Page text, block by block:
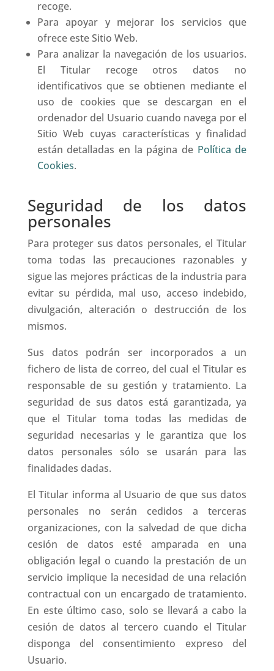
recoge.
Para apoyar y mejorar los servicios que
ofrece este Sitio Web.
Para analizar la navegación de los usuarios.
El Titular recoge otros datos no
identificativos que se obtienen mediante el
uso de cookies que se descargan en el
ordenador del Usuario cuando navega por el
Sitio Web cuyas características y finalidad
están detalladas en la página de Política de
Cookies.
Seguridad de los datos
personales
Para proteger sus datos personales, el Titular
toma todas las precauciones razonables y
sigue las mejores prácticas de la industria para
evitar su pérdida, mal uso, acceso indebido,
divulgación, alteración o destrucción de los
mismos.
Sus datos podrán ser incorporados a un
fichero de lista de correo, del cual el Titular es
responsable de su gestión y tratamiento. La
seguridad de sus datos está garantizada, ya
que el Titular toma todas las medidas de
seguridad necesarias y le garantiza que los
datos personales sólo se usarán para las
finalidades dadas.
El Titular informa al Usuario de que sus datos
personales no serán cedidos a terceras
organizaciones, con la salvedad de que dicha
cesión de datos esté amparada en una
obligación legal o cuando la prestación de un
servicio implique la necesidad de una relación
contractual con un encargado de tratamiento.
En este último caso, solo se llevará a cabo la
cesión de datos al tercero cuando el Titular
disponga del consentimiento expreso del
Usuario.